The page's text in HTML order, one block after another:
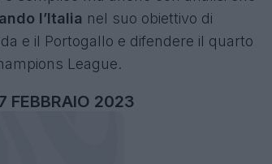
l’Italia nel suo obiettivo di
e il Portogallo e difendere il quarto
League.
FEBBRAIO 2023